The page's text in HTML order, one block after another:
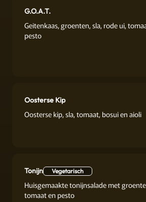
G.O.A.T.
Geitenkaas, groenten, sla, rode ui,
pesto
Oosterse Kip
Oosterse kip, sla, tomaat, bosui en aioli
Tonijn Vegetarisch
Huisgemaakte tonijnsalade met
tomaat en pesto